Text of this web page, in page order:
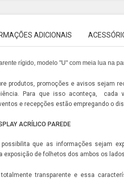
ADICIONAIS
rígido, modelo "U" com meia lua na
produtos, promoções e avisos sejam
Para que isso aconteça, cada
e recepções estão empregando o
ACRÍLICO PAREDE
possibilita que as informações sejam
exposição de folhetos dos ambos os
transparente e essa